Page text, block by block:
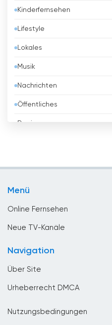
Barbados
Belarus
Belgien
Belize
Benin
Bhutan
Dominikanische Republik
Kinderfernsehen
Lifestyle
Lokales
Musik
Nachrichten
Öffentliches
Regierung
Menü
Online Fernsehen
Neue TV-Kanäle
Navigation
Über Site
Urheberrecht DMCA
Nutzungsbedingungen